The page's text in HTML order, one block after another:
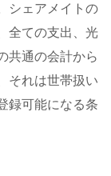
シェアメイトの
全ての支出、光
共通の会計から
それは世帯扱い
録可能になる条